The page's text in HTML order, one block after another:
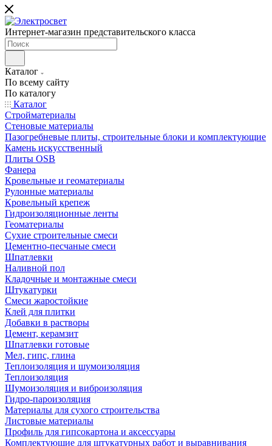
Интернет-магазин представительского класса
Каталог
По всему сайту
По каталогу
Каталог
Стройматериалы
Стеновые материалы
Пазогребневые плиты, строительные блоки и комплектующие
Камень искусственный
Плиты OSB
Фанера
Кровельные и геоматериалы
Рулонные материалы
Кровельный крепеж
Гидроизоляционные ленты
Геоматериалы
Сухие строительные смеси
Цементно-песчаные смеси
Шпатлевки
Наливной пол
Кладочные и монтажные смеси
Штукатурки
Смеси жаростойкие
Клей для плитки
Добавки в растворы
Цемент, керамзит
Шпатлевки готовые
Мел, гипс, глина
Теплоизоляция и шумоизоляция
Теплоизоляция
Шумоизоляция и виброизоляция
Гидро-пароизоляция
Материалы для сухого строительства
Листовые материалы
Профиль для гипсокартона и аксессуары
Комплектующие для штукатурных работ и выравнивания